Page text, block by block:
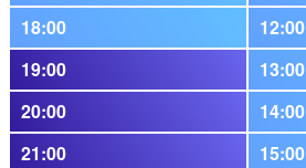
18:00
12:00
19:00
13:00
20:00
14:00
21:00
15:00